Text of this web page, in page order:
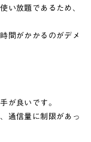
い放題であるため、
間がかかるのがデメ
が良いです。
通信量に制限があっ